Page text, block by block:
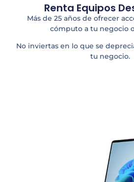
Renta Equipos
Más de 25 años de ofrecer
cómputo a tu negocio
No inviertas en lo que se
tu negocio.